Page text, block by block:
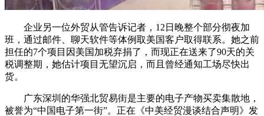
企业另一位外贸从管告诉记者，12日晚整个部分彻夜加
班，通过邮件、聊天软件等体例取美国客户取得联系。她之前
担任的7个项目因美国加税弃捐了，而现正在送来了90天的关
税调整期，她估计项目无望沉启，而且曾经通知工场尽快出
货。
广东深圳的华强北贸易街是主要的电子产物买卖集散地，
被誉为“中国电子第一街”。正在《中美经贸漫谈结合声明》发